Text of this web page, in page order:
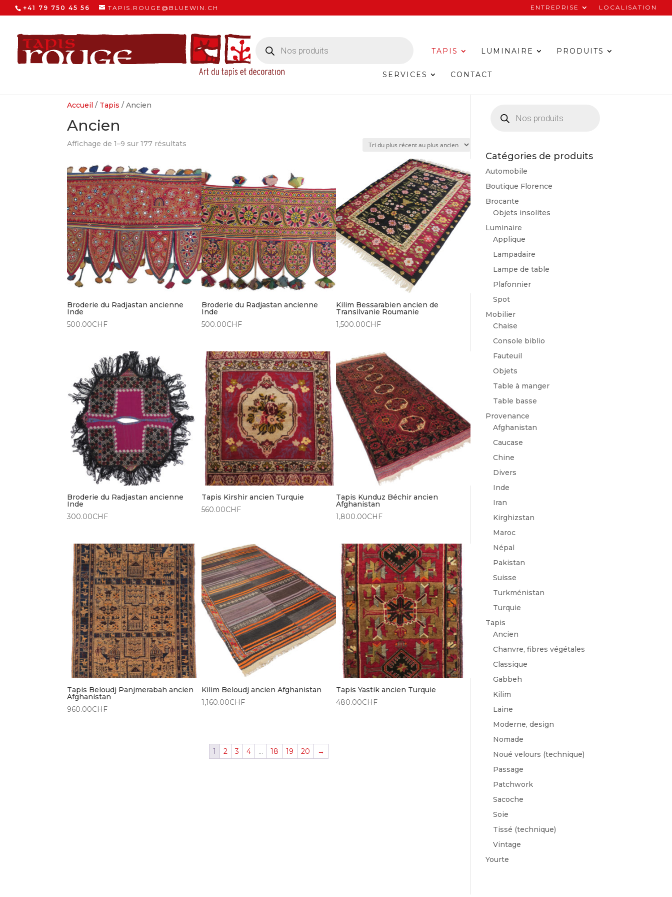
+41 79 750 45 56 TAPIS.ROUGE@BLUEWIN.CH ENTREPRISE LOCALISATION
produits TAPIS LUMINAIRE PRODUITS
SERVICES CONTACT
Accueil / Tapis / Ancien
Ancien
Affichage de 1–9 sur 177 résultats
plus
récent
au
plus
ancien
Broderie du Radjastan ancienne
Inde
500.00CHF
Broderie du Radjastan ancienne
Inde
500.00CHF
Kilim Bessarabien ancien de
Transilvanie Roumanie
1,500.00CHF
Broderie du Radjastan ancienne
Inde
300.00CHF
Tapis Kirshir ancien Turquie
560.00CHF
Tapis Kunduz Béchir ancien
Afghanistan
1,800.00CHF
Tapis Beloudj Panjmerabah ancien
Afghanistan
960.00CHF
Kilim Beloudj ancien Afghanistan
1,160.00CHF
Tapis Yastik ancien Turquie
480.00CHF
1 2 3 4 … 18 19 20 →
produits
Catégories de produits
Automobile
Boutique Florence
Brocante
Objets insolites
Luminaire
Applique
Lampadaire
Lampe de table
Plafonnier
Spot
Mobilier
Chaise
Console biblio
Fauteuil
Objets
Table à manger
Table basse
Provenance
Afghanistan
Caucase
Chine
Divers
Inde
Iran
Kirghizstan
Maroc
Népal
Pakistan
Suisse
Turkménistan
Turquie
Tapis
Ancien
Chanvre, fibres végétales
Classique
Gabbeh
Kilim
Laine
Moderne, design
Nomade
Noué velours (technique)
Passage
Patchwork
Sacoche
Soie
Tissé (technique)
Vintage
Yourte